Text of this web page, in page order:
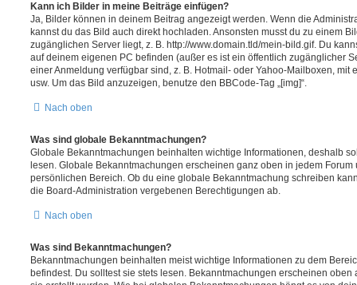
Kann ich Bilder in meine Beiträge einfügen?
Ja, Bilder können in deinem Beitrag angezeigt werden. Wenn die
kannst du das Bild auch direkt hochladen. Ansonsten musst du zu einem
zugänglichen Server liegt, z. B. http://www.domain.tld/mein-bild.gif. Du
auf deinem eigenen PC befinden (außer es ist ein öffentlich zugänglicher
einer Anmeldung verfügbar sind, z. B. Hotmail- oder Yahoo-Mailboxen, mit
usw. Um das Bild anzuzeigen, benutze den BBCode-Tag „[img]“.
Nach oben
Was sind globale Bekanntmachungen?
Globale Bekanntmachungen beinhalten wichtige Informationen, deshalb
lesen. Globale Bekanntmachungen erscheinen ganz oben in jedem
persönlichen Bereich. Ob du eine globale Bekanntmachung schreiben
die Board-Administration vergebenen Berechtigungen ab.
Nach oben
Was sind Bekanntmachungen?
Bekanntmachungen beinhalten meist wichtige Informationen zu dem
befindest. Du solltest sie stets lesen. Bekanntmachungen erscheinen oben